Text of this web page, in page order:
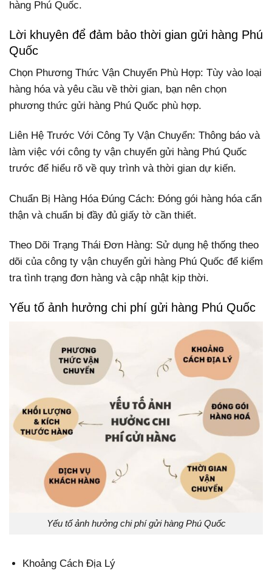
hàng Phú Quốc.
Lời khuyên để đảm bảo thời gian gửi hàng Phú
Quốc
Chọn Phương Thức Vận Chuyển Phù Hợp: Tùy vào loại
hàng hóa và yêu cầu về thời gian, bạn nên chọn
phương thức gửi hàng Phú Quốc phù hợp.
Liên Hệ Trước Với Công Ty Vận Chuyển: Thông báo và
làm việc với công ty vận chuyển gửi hàng Phú Quốc
trước để hiểu rõ về quy trình và thời gian dự kiến.
Chuẩn Bị Hàng Hóa Đúng Cách: Đóng gói hàng hóa cẩn
thận và chuẩn bị đầy đủ giấy tờ cần thiết.
Theo Dõi Trạng Thái Đơn Hàng: Sử dụng hệ thống theo
dõi của công ty vận chuyển gửi hàng Phú Quốc để kiểm
tra tình trạng đơn hàng và cập nhật kịp thời.
Yếu tố ảnh hưởng chi phí gửi hàng Phú Quốc
Yếu tố ảnh hưởng chi phí gửi hàng Phú Quốc
Khoảng Cách Địa Lý